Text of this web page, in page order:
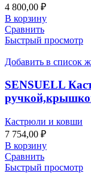
4 800,00 ₽
В корзину
Сравнить
Быстрый просмотр
Добавить в список
SENSUELL
Кастрюли и ковши
7 754,00 ₽
В корзину
Сравнить
Быстрый просмотр